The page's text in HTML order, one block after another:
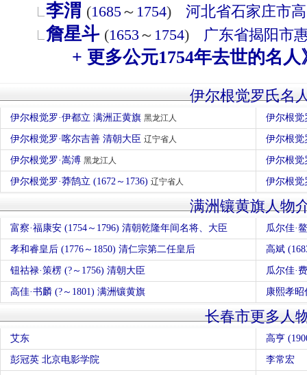
李渭 (1685～ 1754) 河北省石家庄市
詹星斗 (1653 ～ 1754) 广东省揭阳市
+ 更多公元1754年去世的名人
伊尔根觉罗氏名
伊尔根觉罗·伊都立 满洲正黄旗 黑龙江人 伊尔根觉
伊尔根觉罗·喀尔吉善 清朝大臣 辽宁省人 伊尔根觉
伊尔根觉罗·嵩溥 黑龙江人 伊尔根觉
伊尔根觉罗·莽鹄立 (1672～1736) 辽宁省人 伊尔根觉
满洲镶黄旗人物
富察·福康安 (1754～1796) 清朝乾隆年间名将、大臣 瓜尔佳·
孝和睿皇后 (1776～1850) 清仁宗第二任皇后 高斌
钮祜禄·策楞 (?～1756) 清朝大臣 瓜尔佳·
高佳·书麟 (?～1801) 满洲镶黄旗 康熙孝昭
长春市更多人
艾东 高亨
彭冠英 北京电影学院 李常宏